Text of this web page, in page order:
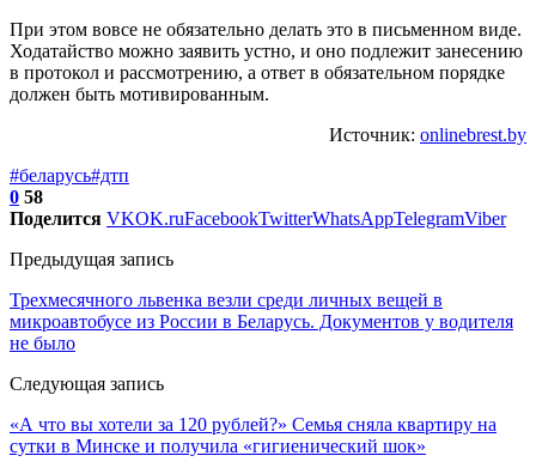
При этом вовсе не обязательно делать это в письменном виде.
Ходатайство можно заявить устно, и оно подлежит занесению
в протокол и рассмотрению, а ответ в обязательном порядке
должен быть мотивированным.
Источник: onlinebrest.by
#беларусь#дтп
0 58
Поделится VKOK.ruFacebookTwitterWhatsAppTelegramViber
Предыдущая запись
Трехмесячного львенка везли среди личных вещей в
микроавтобусе из России в Беларусь. Документов у водителя
не было
Следующая запись
«А что вы хотели за 120 рублей?» Семья сняла квартиру на
сутки в Минске и получила «гигиенический шок»